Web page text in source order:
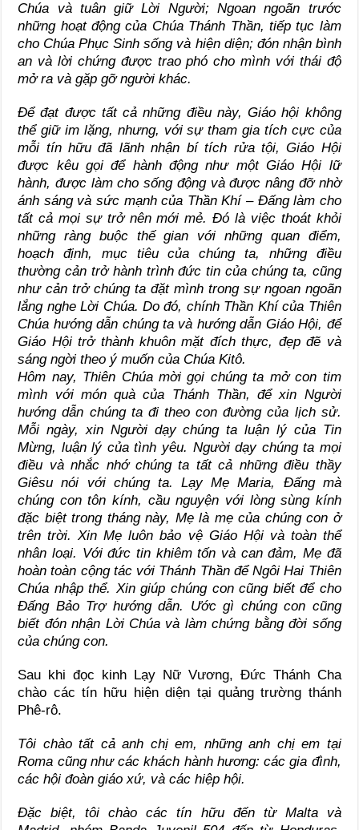
Chúa và tuân giữ Lời Người; Ngoan ngoãn trước
những hoạt động của Chúa Thánh Thần, tiếp tục làm
cho Chúa Phục Sinh sống và hiện diện; đón nhận bình
an và lời chứng được trao phó cho mình với thái độ
mở ra và gặp gỡ người khác.
Để đạt được tất cả những điều này, Giáo hội không
thể giữ im lặng, nhưng, với sự tham gia tích cực của
mỗi tín hữu đã lãnh nhận bí tích rửa tội, Giáo Hội
được kêu gọi để hành động như một Giáo Hội lữ
hành, được làm cho sống động và được nâng đỡ nhờ
ánh sáng và sức mạnh của Thần Khí – Đấng làm cho
tất cả mọi sự trở nên mới mẻ. Đó là việc thoát khỏi
những ràng buộc thế gian với những quan điểm,
hoạch định, mục tiêu của chúng ta, những điều
thường cản trở hành trình đức tin của chúng ta, cũng
như cản trở chúng ta đặt mình trong sự ngoan ngoãn
lắng nghe Lời Chúa. Do đó, chính Thần Khí của Thiên
Chúa hướng dẫn chúng ta và hướng dẫn Giáo Hội, để
Giáo Hội trở thành khuôn mặt đích thực, đẹp đẽ và
sáng ngời theo ý muốn của Chúa Kitô.
Hôm nay, Thiên Chúa mời gọi chúng ta mở con tim
mình với món quà của Thánh Thần, để xin Người
hướng dẫn chúng ta đi theo con đường của lịch sử.
Mỗi ngày, xin Người dạy chúng ta luận lý của Tin
Mừng, luận lý của tình yêu. Người dạy chúng ta mọi
điều và nhắc nhớ chúng ta tất cả những điều thầy
Giêsu nói với chúng ta. Lạy Mẹ Maria, Đấng mà
chúng con tôn kính, cầu nguyện với lòng sùng kính
đặc biệt trong tháng này, Mẹ là mẹ của chúng con ở
trên trời. Xin Mẹ luôn bảo vệ Giáo Hội và toàn thể
nhân loại. Với đức tin khiêm tốn và can đảm, Mẹ đã
hoàn toàn cộng tác với Thánh Thần để Ngôi Hai Thiên
Chúa nhập thể. Xin giúp chúng con cũng biết để cho
Đấng Bảo Trợ hướng dẫn. Ước gì chúng con cũng
biết đón nhận Lời Chúa và làm chứng bằng đời sống
của chúng con.
Sau khi đọc kinh Lạy Nữ Vương, Đức Thánh Cha
chào các tín hữu hiện diện tại quảng trường thánh
Phê-rô.
Tôi chào tất cả anh chị em, những anh chị em tại
Roma cũng như các khách hành hương: các gia đình,
các hội đoàn giáo xứ, và các hiệp hội.
Đặc biệt, tôi chào các tín hữu đến từ Malta và